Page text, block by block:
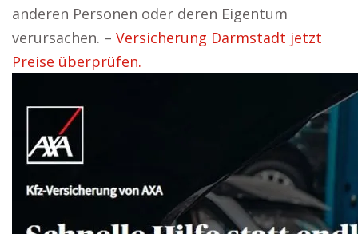
anderen Personen oder deren Eigentum
verursachen. – Versicherung Darmstadt jetzt
Preise überprüfen.